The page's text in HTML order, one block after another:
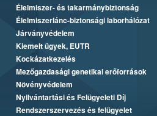
Élelmiszer- és takarmánybiztonság
Élelmiszerlánc-biztonsági laborhálózat
Járványvédelem
Kiemelt ügyek, EUTR
Kockázatkezelés
Mezőgazdasági genetikai erőforrások
Növényvédelem
Nyilvántartási és Felügyeleti Díj
Rendszerszervezés és felügyelet